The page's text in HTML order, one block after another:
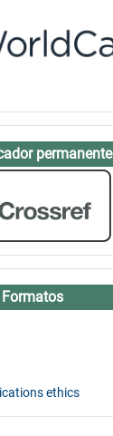
permanente
Formatos
ethics